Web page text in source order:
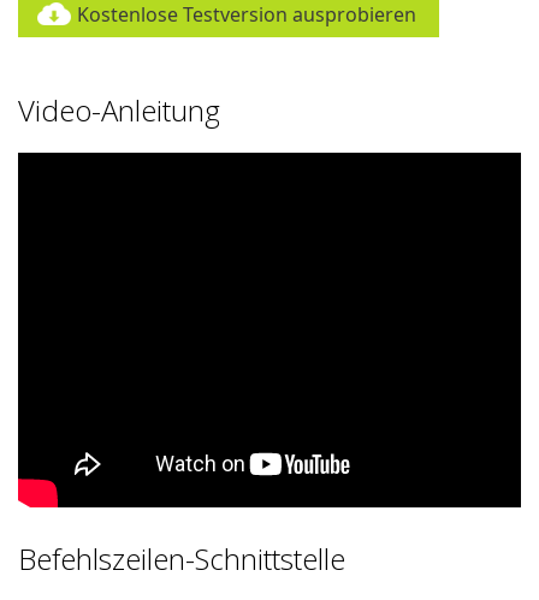
Kostenlose Testversion ausprobieren
Video-Anleitung
Befehlszeilen-Schnittstelle